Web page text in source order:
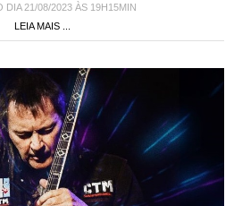
DIA 21/08/2023 ÀS 19H15MIN
LEIA MAIS ...